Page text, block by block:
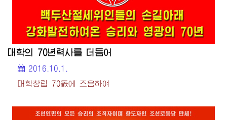
대학의 70년력사를 더듬어
2016.10.1.
대학창립 70돐에 즈음하여